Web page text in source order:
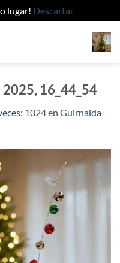
lugar! Descartar
16_44_54
1024en Guirnalda